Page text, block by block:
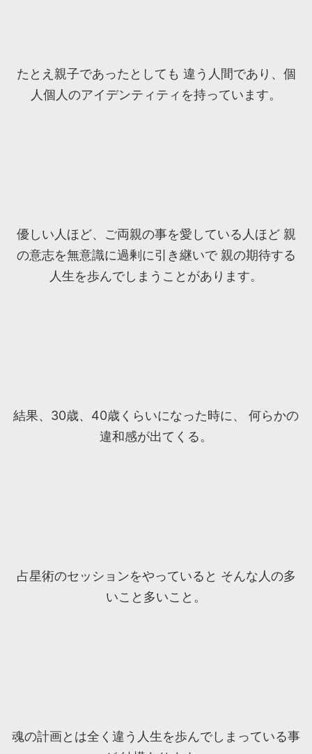
たとえ親子であったとしても 違う人間であり、個
人個人のアイデンティティを持っています。
優しい人ほど、ご両親の事を愛している人ほど 親
の意志を無意識に過剰に引き継いで 親の期待する
人生を歩んでしまうことがあります。
結果、30歳、40歳くらいになった時に、 何らかの
違和感が出てくる。
占星術のセッションをやっていると そんな人の多
いこと多いこと。
魂の計画とは全く違う人生を歩んでしまっている事